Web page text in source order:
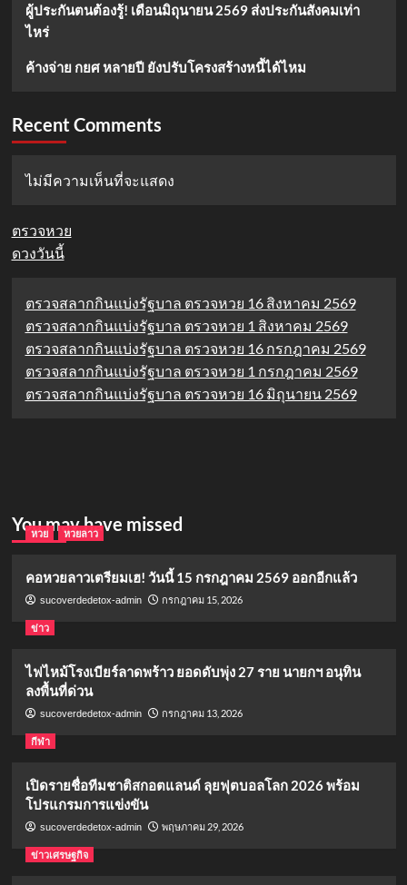
ผู้ประกันตนต้องรู้! เดือนมิถุนายน 2569 ส่งประกันสังคมเท่า
ไหร่
ค้างจ่าย กยศ หลายปี ยังปรับโครงสร้างหนี้ได้ไหม
Recent Comments
ไม่มีความเห็นที่จะแสดง
ตรวจหวย
ดวงวันนี้
ตรวจสลากกินแบ่งรัฐบาล ตรวจหวย 16 สิงหาคม 2569
ตรวจสลากกินแบ่งรัฐบาล ตรวจหวย 1 สิงหาคม 2569
ตรวจสลากกินแบ่งรัฐบาล ตรวจหวย 16 กรกฎาคม 2569
ตรวจสลากกินแบ่งรัฐบาล ตรวจหวย 1 กรกฎาคม 2569
ตรวจสลากกินแบ่งรัฐบาล ตรวจหวย 16 มิถุนายน 2569
You may have missed
หวย หวยลาว
คอหวยลาวเตรียมเฮ! วันนี้ 15 กรกฎาคม 2569 ออกอีกแล้ว
sucoverdedetox-admin กรกฎาคม 15, 2026
ข่าว
ไฟไหม้โรงเบียร์ลาดพร้าว ยอดดับพุ่ง 27 ราย นายกฯ อนุทิน
ลงพื้นที่ด่วน
sucoverdedetox-admin กรกฎาคม 13, 2026
กีฬา
เปิดรายชื่อทีมชาติสกอตแลนด์ ลุยฟุตบอลโลก 2026 พร้อม
โปรแกรมการแข่งขัน
sucoverdedetox-admin พฤษภาคม 29, 2026
ข่าวเศรษฐกิจ